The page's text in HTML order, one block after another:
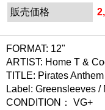
販売価格
FORMAT: 12"
ARTIST: Home T &
TITLE: Pirates Anthem
Label: Greensleeves /
CONDITION： VG+